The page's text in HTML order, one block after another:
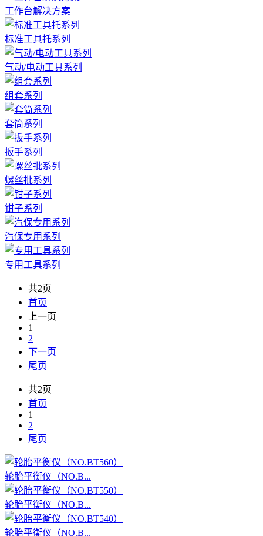
工作台解决方案
标准工具托系列
气动/电动工具系列
组套系列
套筒系列
扳手系列
螺丝批系列
钳子系列
汽保专用系列
专用工具系列
共2页
首页
上一页
1
2
下一页
尾页
共2页
首页
1
2
尾页
轮胎平衡仪（NO.B...
轮胎平衡仪（NO.B...
轮胎平衡仪（NO.B...